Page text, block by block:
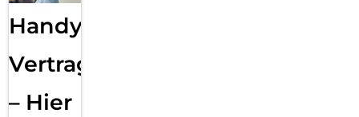
Handy
Vertragsabwicklung
– Hier